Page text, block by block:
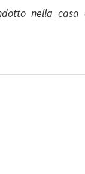
nella casa